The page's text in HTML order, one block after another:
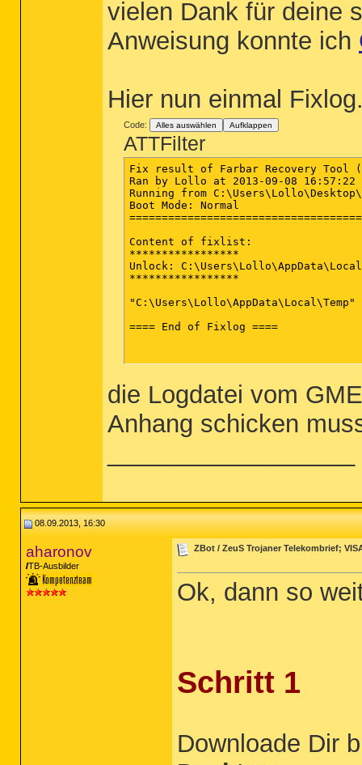
vielen Dank für deine
Anweisung konnte ich
Hier nun einmal
Code: Alles auswählen Aufklappen
ATTFilter
Fix result of Farbar Recovery Tool
Ran by Lollo at 2013-09-08 16:57:22
Running from
Boot Mode: Normal
Content of fixlist:
*****************
Unlock:
*****************
==== End of Fixlog ====
die Logdatei vom
Anhang schicken
08.09.2013, 16:30
aharonov
TB-Ausbilder
ZBot / ZeuS Trojaner Telekombrief;
Ok, dann so
Schritt 1
Downloade Dir